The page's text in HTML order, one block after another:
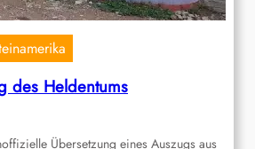
des Heldentums
Übersetzung eines Auszugs aus